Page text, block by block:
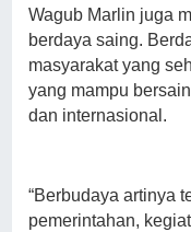
Wagub Marlin juga
berdaya saing.
masyarakat yang
yang mampu
dan internasional.
“Berbudaya artinya
pemerintahan,